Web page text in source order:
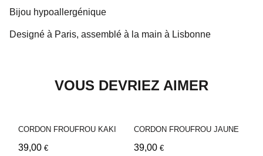
Bijou hypoallergénique
Designé à Paris, assemblé à la main à Lisbonne
VOUS DEVRIEZ AIMER
CORDON FROUFROU KAKI
39,00 €
CORDON FROUFROU JAUNE
39,00 €